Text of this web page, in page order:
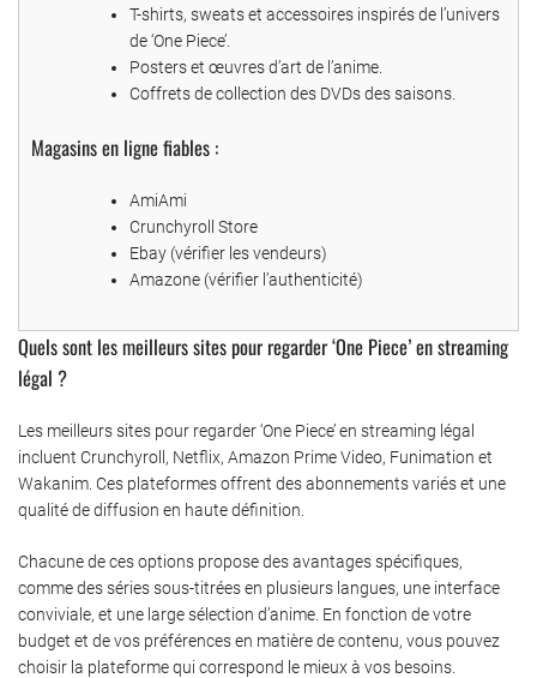
T-shirts, sweats et accessoires inspirés de l’univers
de ‘One Piece’.
Posters et œuvres d’art de l’anime.
Coffrets de collection des DVDs des saisons.
Magasins en ligne fiables :
AmiAmi
Crunchyroll Store
Ebay (vérifier les vendeurs)
Amazone (vérifier l’authenticité)
Quels sont les meilleurs sites pour regarder ‘One Piece’ en streaming
légal ?
Les meilleurs sites pour regarder ‘One Piece’ en streaming légal
incluent Crunchyroll, Netflix, Amazon Prime Video, Funimation et
Wakanim. Ces plateformes offrent des abonnements variés et une
qualité de diffusion en haute définition.
Chacune de ces options propose des avantages spécifiques,
comme des séries sous-titrées en plusieurs langues, une interface
conviviale, et une large sélection d’anime. En fonction de votre
budget et de vos préférences en matière de contenu, vous pouvez
choisir la plateforme qui correspond le mieux à vos besoins.